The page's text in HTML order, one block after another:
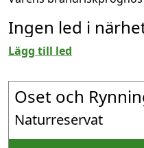
Ingen led i
Lägg till led
Oset och
Naturreservat